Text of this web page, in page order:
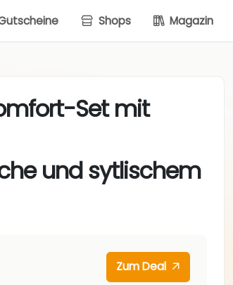
Shops Magazin
Set mit
und sytlischem
Zum Deal